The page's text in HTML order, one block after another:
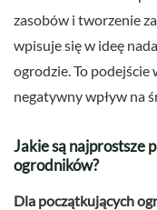
zasobów i tworzenie
wpisuje się w ideę
ogrodzie. To
negatywny wpływ na
Jakie są najprostsze
ogrodników?
Dla początkujących